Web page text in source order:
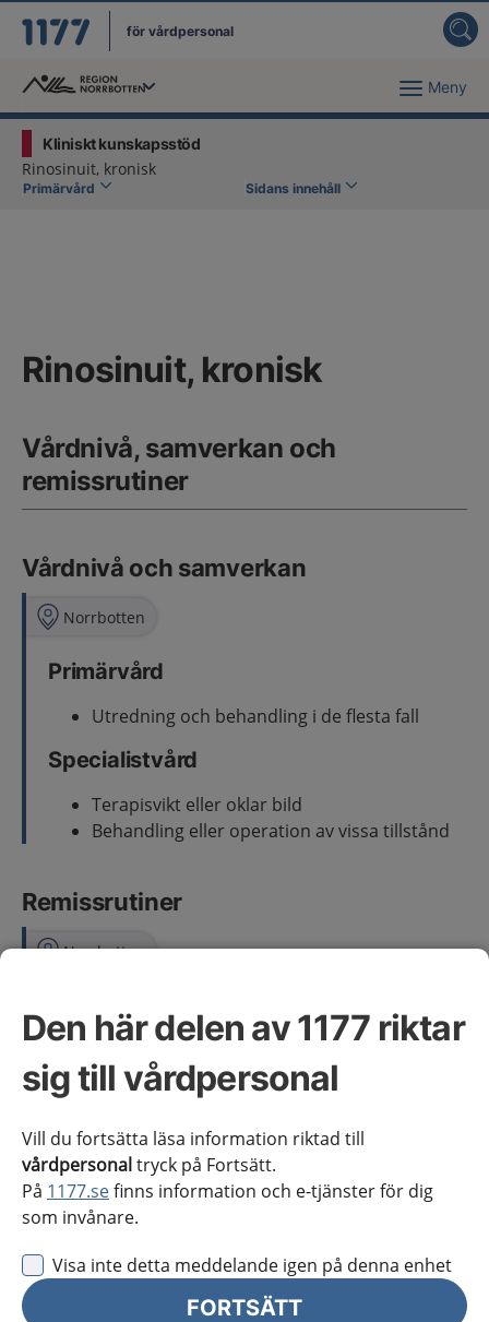
Den här delen av 1177 riktar
sig till vårdpersonal
Vill du fortsätta läsa information riktad till
vårdpersonaltryck på Fortsätt.
På 1177.sefinns information och e-tjänster för dig
som invånare.
Visa inte detta meddelande igen på denna enhet
FORTSÄTT
för vårdpersonal
Du har valt region Meny
Kliniskt kunskapsstöd
Rinosinuit, kronisk
Primärvård Sidans innehåll
Rinosinuit, kronisk
Vårdnivå, samverkan och
remissrutiner
Vårdnivå och samverkan
Norrbotten
Primärvård
Utredning och behandling i de flesta fall
Specialistvård
Terapisvikt eller oklar bild
Behandling eller operation av vissa tillstånd
Remissrutiner
Norrbotten
behandling.
Oklar nästäppa.
Misstänkt malignitet.
Barn med kroniska besvär
Ensidig polyp
Remiss skickas till geografiskt närmsta
Öron-näsa-halsmottagningen Gällivare